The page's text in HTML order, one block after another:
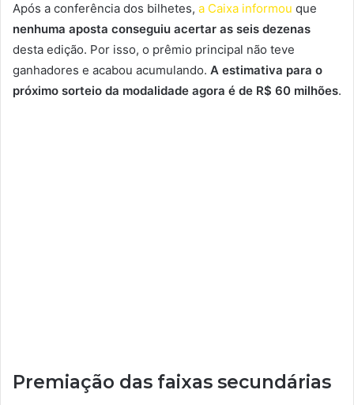
Após a conferência dos bilhetes, a Caixa informou que
nenhuma aposta conseguiu acertar as seis dezenas
desta edição. Por isso, o prêmio principal não teve
ganhadores e acabou acumulando. A estimativa para o
próximo sorteio da modalidade agora é de R$ 60 milhões.
Premiação das faixas secundárias